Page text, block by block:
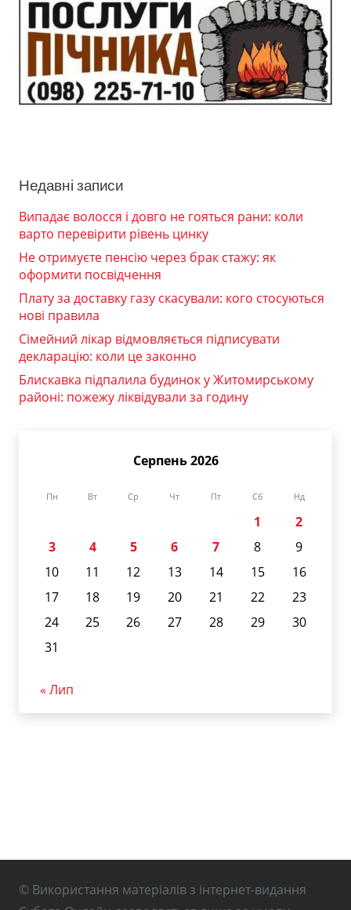
Недавні записи
Випадає волосся і довго не гояться рани: коли
варто перевірити рівень цинку
Не отримуєте пенсію через брак стажу: як
оформити посвідчення
Плату за доставку газу скасували: кого стосуються
нові правила
Сімейний лікар відмовляється підписувати
декларацію: коли це законно
Блискавка підпалила будинок у Житомирському
районі: пожежу ліквідували за годину
Серпень 2026
Пн Вт Ср Чт Пт Сб Нд
1
2
3
4 5 6 7 8
9
10
11 12 13 14 15
16
17
18 19 20 21 22
23
24
25 26 27 28 29
30
31
« Лип
© Використання матеріалів з інтернет-видання